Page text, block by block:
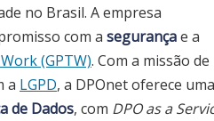
no Brasil. A empresa
com a segurançae a
(GPTW). Com a missão de
a LGPD, a DPOnet oferece uma
de Dados, com DPO as a